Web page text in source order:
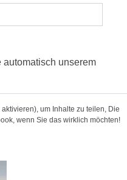
automatisch unserem
um Inhalte zu teilen, Die
wenn Sie das wirklich möchten!